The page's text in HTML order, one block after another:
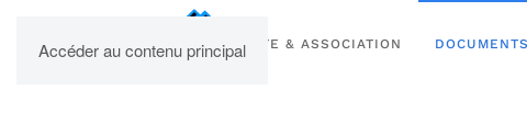
Accéder au contenu principal
UPBM SITE & ASSOCIATION DOCUMENTS